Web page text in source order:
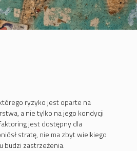
ryzyko jest oparte na
a nie tylko na jego kondycji
jest dostępny dla
stratę, nie ma zbyt wielkiego
budzi zastrzeżenia.